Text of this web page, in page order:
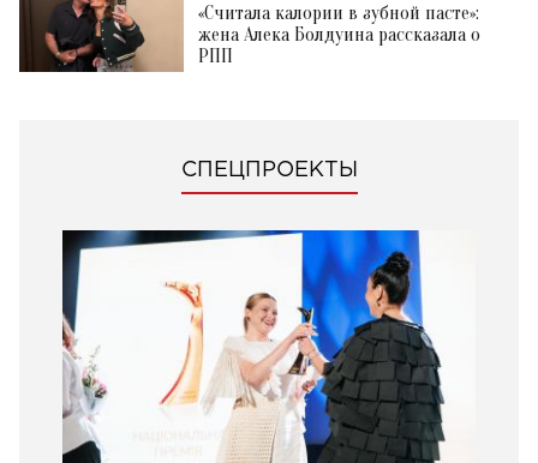
«Считала калории в зубной пасте»:
жена Алека Болдуина рассказала о
РПП
СПЕЦПРОЕКТЫ